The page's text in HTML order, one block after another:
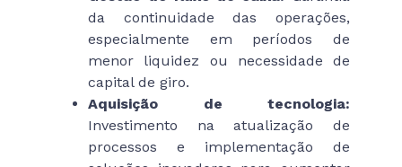
da continuidade das operações,
especialmente em períodos de
menor liquidez ou necessidade de
capital de giro.
Aquisição de tecnologia:
Investimento na atualização de
processos e implementação de